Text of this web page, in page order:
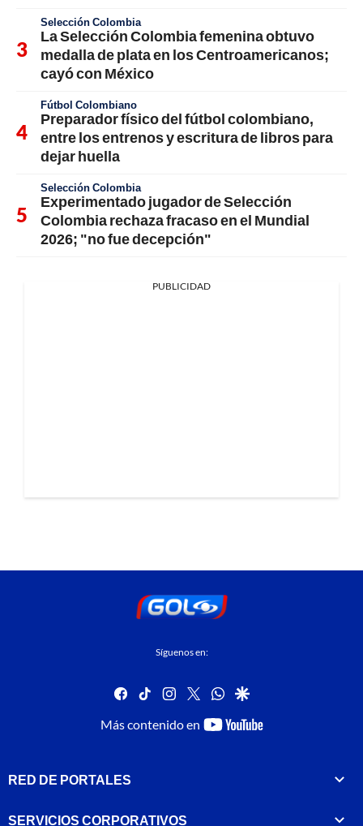
Selección Colombia
La Selección Colombia femenina obtuvo
medalla de plata en los Centroamericanos;
cayó con México
Fútbol Colombiano
Preparador físico del fútbol colombiano,
entre los entrenos y escritura de libros para
dejar huella
Selección Colombia
Experimentado jugador de Selección
Colombia rechaza fracaso en el Mundial
2026; "no fue decepción"
PUBLICIDAD
Síguenos en:
facebook
tiktok instagram
twitterwhatsapp
google
Más contenido en
youtube-
RED DE PORTALES
SERVICIOS CORPORATIVOS